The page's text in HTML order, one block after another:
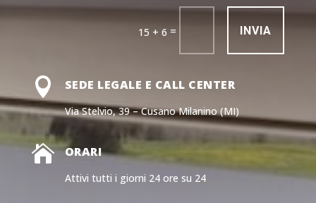
15 + 6 = INVIA
 SEDE LEGALE E CALL CENTER
Via Stelvio, 39 – Cusano Milanino (MI)
 ORARI
Attivi tutti i giorni 24 ore su 24